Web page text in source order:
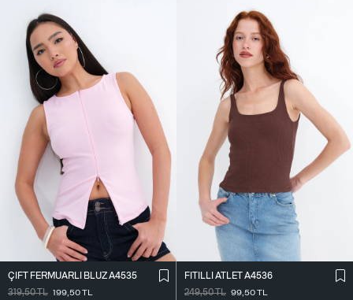
ÇIFT FERMUARLI BLUZ A4535
319,50TL 199,50TL
FITILLI ATLET A4536
249,50TL 99,50TL